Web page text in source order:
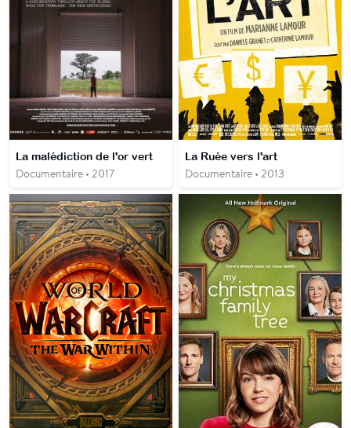
La malédiction de l'or vert
Documentaire • 2017
La Ruée vers l'art
Documentaire • 2013